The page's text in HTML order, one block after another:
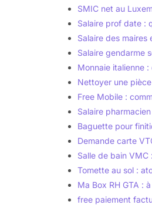
SMIC net au
Salaire prof date :
Salaire des maires
Salaire gendarme
Monnaie italienne
Nettoyer une
Free Mobile :
Salaire
Baguette pour
Demande carte
Salle de bain
Tomette au sol :
Ma Box RH GTA :
free paiement